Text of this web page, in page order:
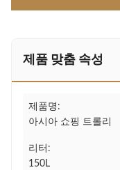
제품 맞춤 속성
제품명:
아시아 쇼핑 트롤리
리터:
150L